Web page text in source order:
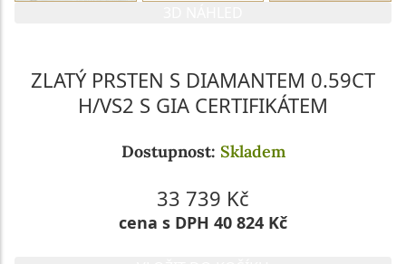
ZLATÝ PRSTEN S DIAMANTEM 0.59CT
H/VS2 S GIA CERTIFIKÁTEM
Dostupnost: Skladem
33 739 Kč
cena s DPH 40 824 Kč